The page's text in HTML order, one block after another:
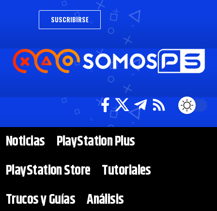
SUSCRIBIRSE
Noticias
PlayStation Plus
PlayStation Store Tutoriales
Trucos y Guías Análisis